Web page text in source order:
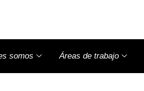
somos Áreas de trabajo